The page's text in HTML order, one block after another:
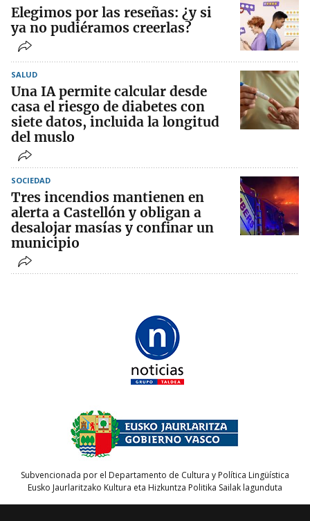
Elegimos por las reseñas: ¿y si
ya no pudiéramos creerlas?
SALUD
Una IA permite calcular desde
casa el riesgo de diabetes con
siete datos, incluida la longitud
del muslo
SOCIEDAD
Tres incendios mantienen en
alerta a Castellón y obligan a
desalojar masías y confinar un
municipio
Subvencionada por el Departamento de Cultura y Política Lingüística
Eusko Jaurlaritzako Kultura eta Hizkuntza Politika Sailak lagunduta